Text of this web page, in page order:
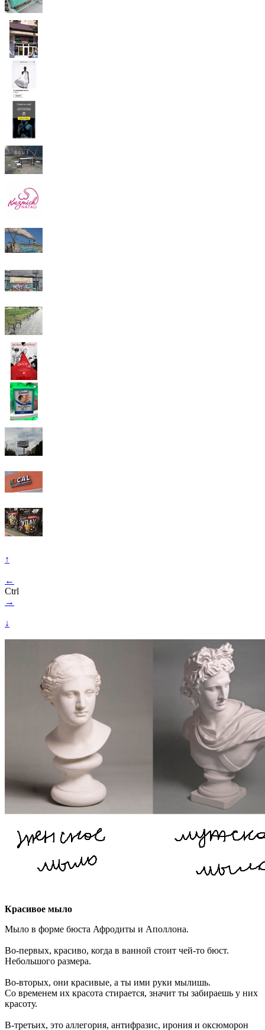
↑
←
Ctrl
→
↓
Красивое мыло
Мыло в форме бюста Афродиты и Аполлона.
Во-первых, красиво, когда в ванной стоит чей-то бюст.
Небольшого размера.
Во-вторых, они красивые, а ты ими руки мылишь.
Со временем их красота стирается, значит ты забираешь у них
красоту.
В-третьих, это аллегория, антифразис, ирония и оксюморон